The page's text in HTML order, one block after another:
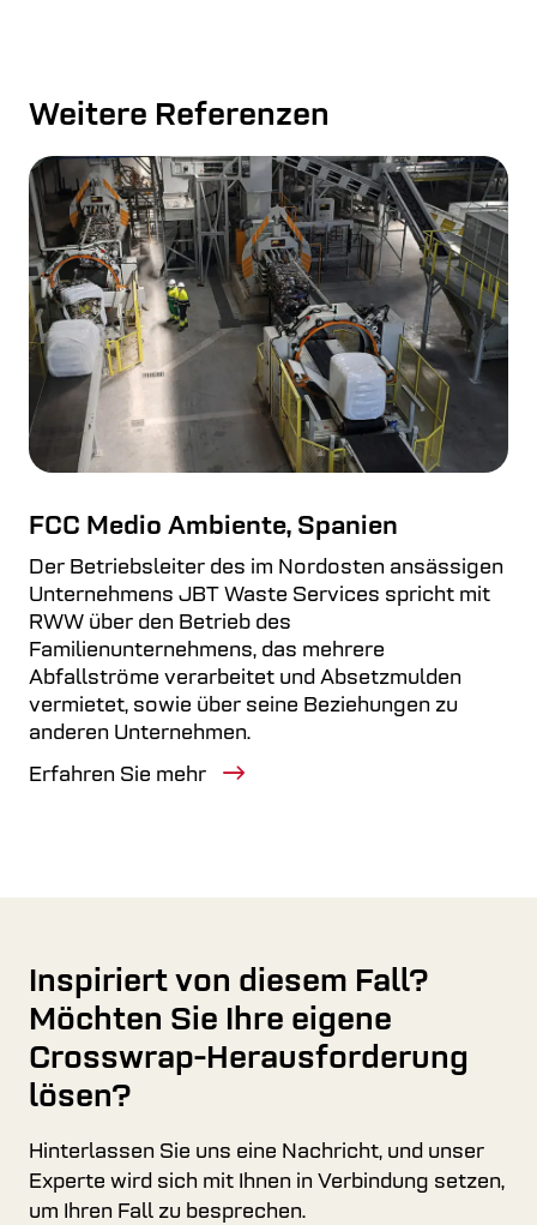
Weitere Referenzen
FCC Medio Ambiente, Spanien
Der Betriebsleiter des im Nordosten ansässigen
Unternehmens JBT Waste Services spricht mit
RWW über den Betrieb des
Familienunternehmens, das mehrere
Abfallströme verarbeitet und Absetzmulden
vermietet, sowie über seine Beziehungen zu
anderen Unternehmen.
Erfahren Sie mehr
Inspiriert von diesem Fall?
Möchten Sie Ihre eigene
Crosswrap-Herausforderung
lösen?
Hinterlassen Sie uns eine Nachricht, und unser
Experte wird sich mit Ihnen in Verbindung setzen,
um Ihren Fall zu besprechen.